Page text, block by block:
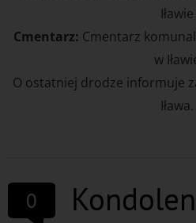
Iławie
Cmentarz: Cmentarz
w
O ostatniej drodze informuje
Iława.
0